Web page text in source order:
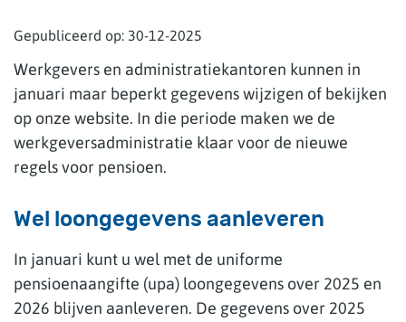
Gepubliceerd op: 30-12-2025
Werkgevers en administratiekantoren kunnen in
januari maar beperkt gegevens wijzigen of bekijken
op onze website. In die periode maken we de
werkgeversadministratie klaar voor de nieuwe
regels voor pensioen.
Wel loongegevens aanleveren
In januari kunt u wel met de uniforme
pensioenaangifte (upa) loongegevens over 2025 en
2026 blijven aanleveren. De gegevens over 2025